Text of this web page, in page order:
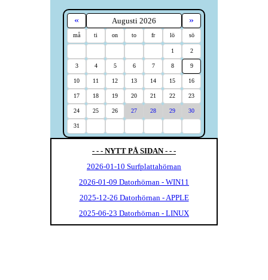
« Augusti 2026 »
må ti on to fr lö sö
1 2
3 4 5 6 7 8 9
10 11 12 13 14 15 16
17 18 19 20 21 22 23
24 25 26 27 28 29 30
31
- - - NYTT PÅ SIDAN - - -
2026-01-10 Surfplattahörnan
2026-01-09 Datorhörnan - WIN11
2025-12-26 Datorhörnan - APPLE
2025-06-23 Datorhörnan - LINUX